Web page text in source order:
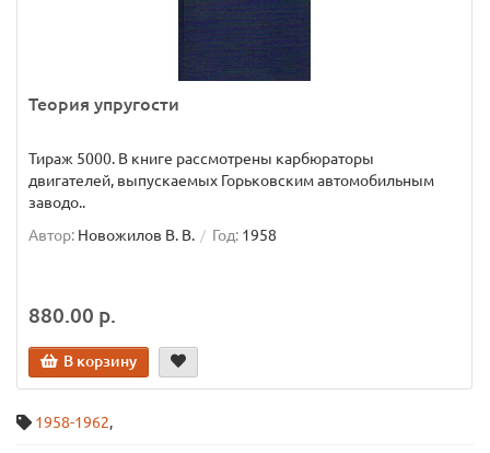
Теория упругости
Тираж 5000. В книге рассмотрены карбюраторы
двигателей, выпускаемых Горьковским автомобильным
заводо..
Автор: Новожилов В. В. Год: 1958
880.00 р.
В корзину
1958-1962,